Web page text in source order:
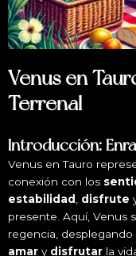
Venus en
Terrenal
Introducción:
Venus en Tauro
conexión con los
estabilidad
disfrute
presente. Aquí, Venus
regencia,
amar y disfrutar la